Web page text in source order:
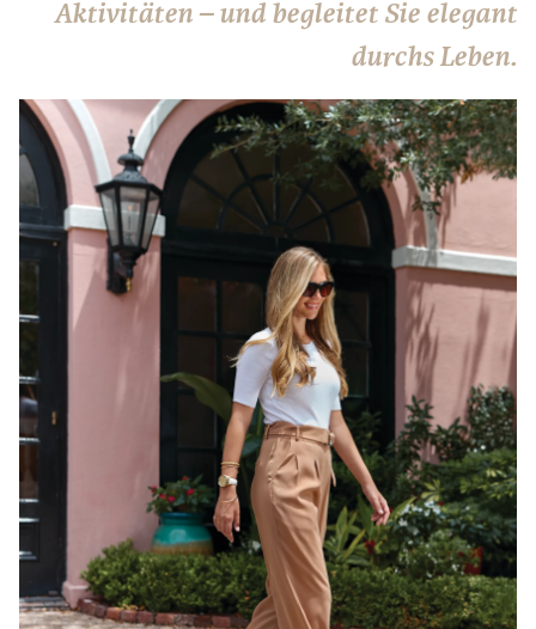
Aktivitäten – und begleitet Sie elegant
durchs Leben.